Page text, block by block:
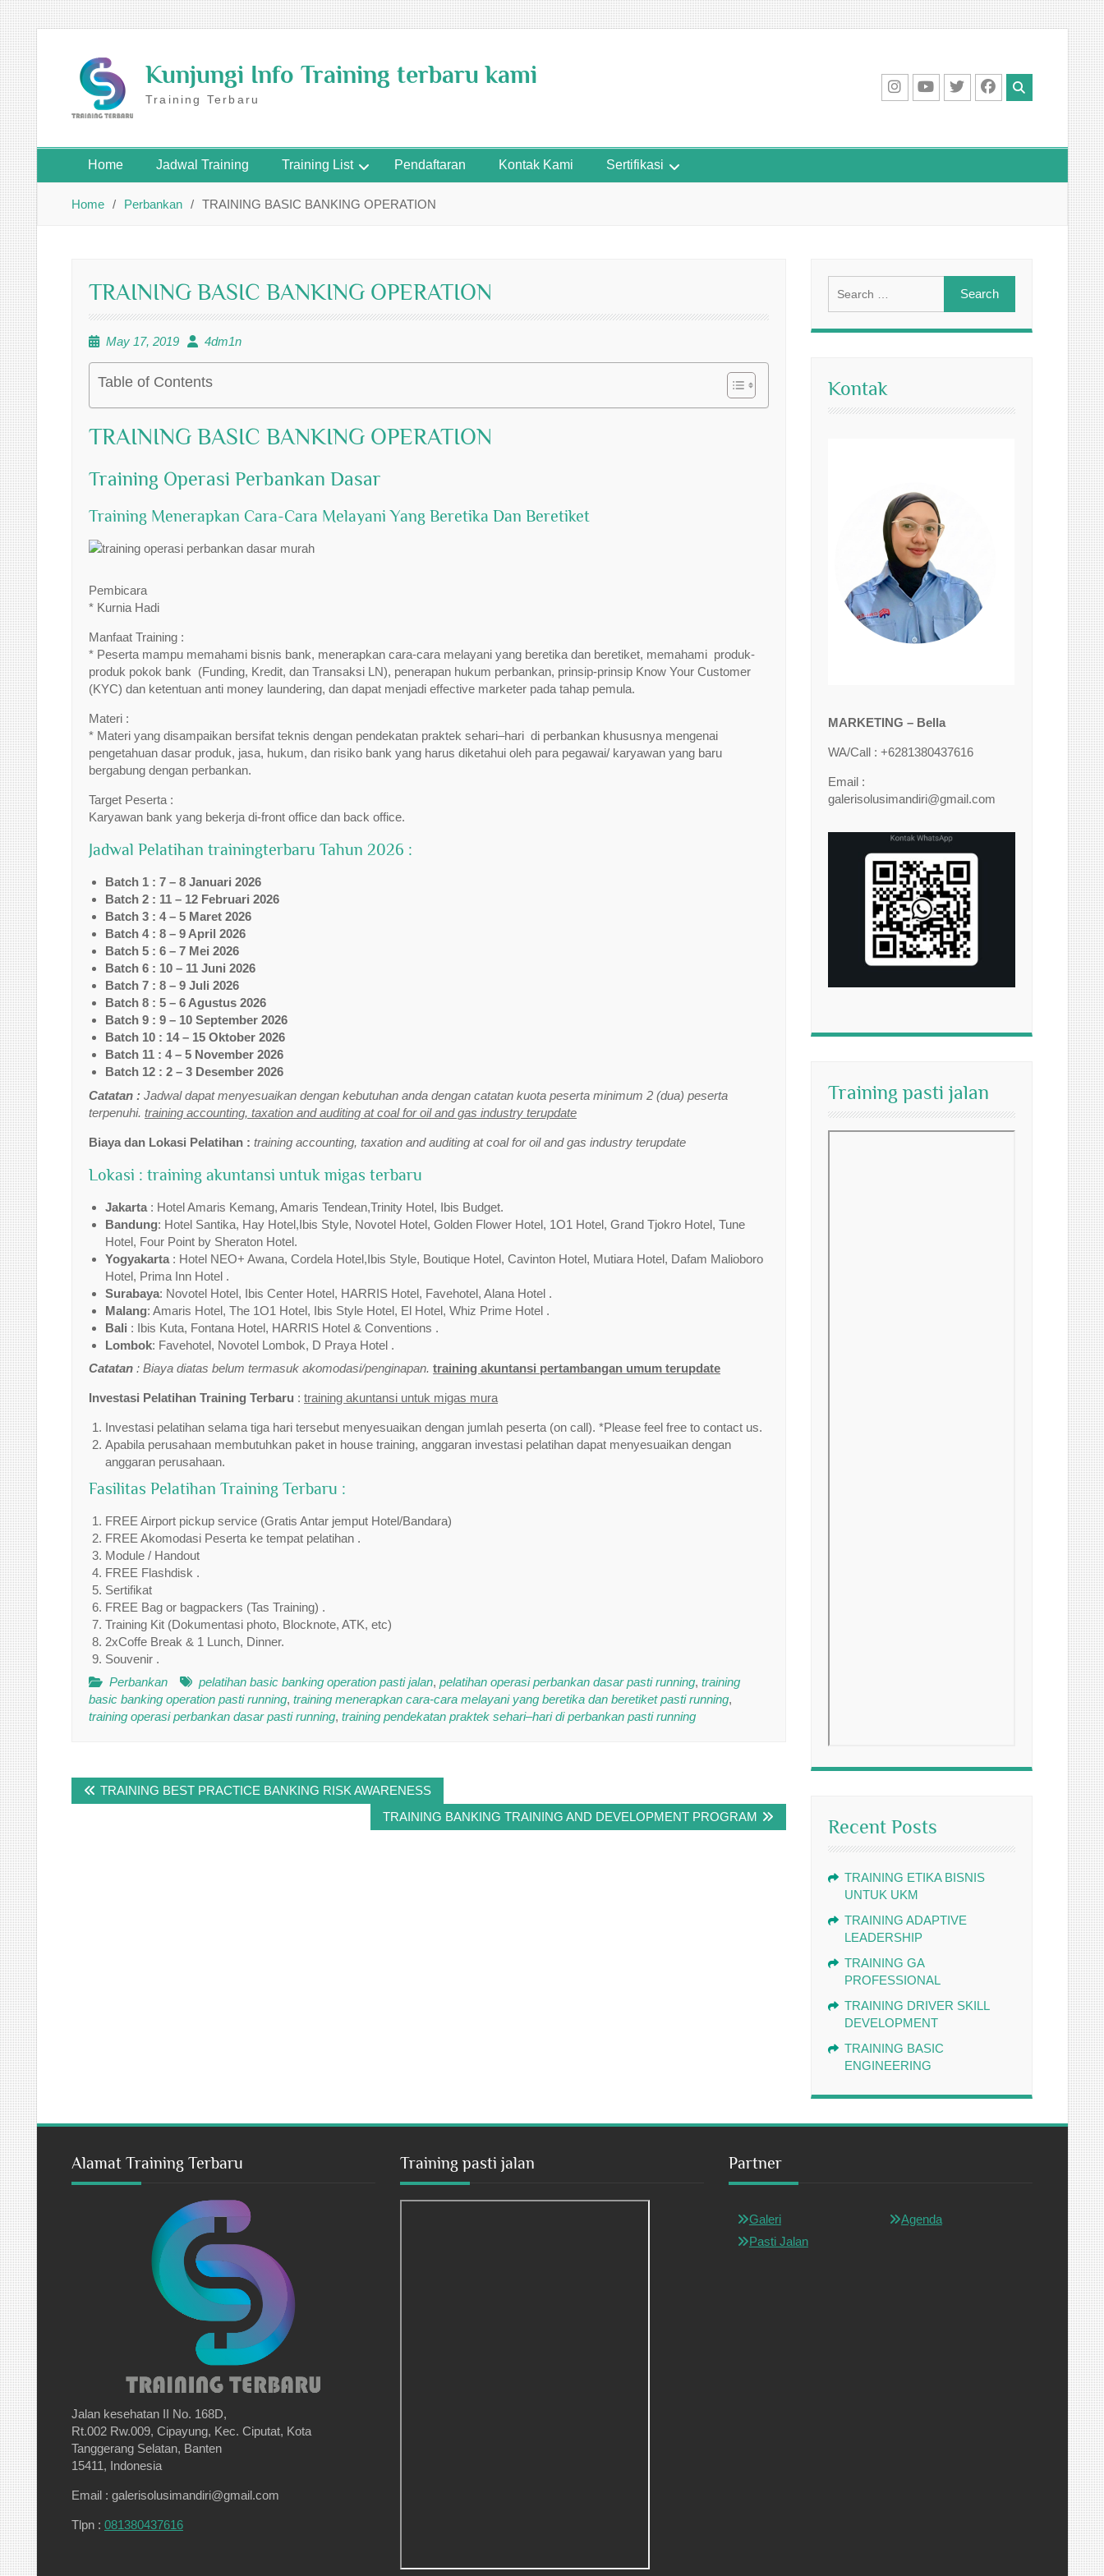
Skip
to
content
Kunjungi Info Training terbaru kami
Training Terbaru
Home Jadwal Training Training List Pendaftaran Kontak Kami Sertifikasi
Home Perbankan TRAINING BASIC BANKING OPERATION
TRAINING BASIC BANKING OPERATION
May 17, 2019 4dm1n
Table of Contents
TRAINING BASIC BANKING OPERATION
Training Operasi Perbankan Dasar
Training Menerapkan Cara-Cara Melayani Yang Beretika Dan Beretiket
Pembicara
* Kurnia Hadi
Manfaat Training :
* Peserta mampu memahami bisnis bank, menerapkan cara-cara melayani yang beretika dan beretiket, memahami produk-
produk pokok bank (Funding, Kredit, dan Transaksi LN), penerapan hukum perbankan, prinsip-prinsip Know Your Customer
(KYC) dan ketentuan anti money laundering, dan dapat menjadi effective marketer pada tahap pemula.
Materi :
* Materi yang disampaikan bersifat teknis dengan pendekatan praktek sehari–hari di perbankan khususnya mengenai
pengetahuan dasar produk, jasa, hukum, dan risiko bank yang harus diketahui oleh para pegawai/ karyawan yang baru
bergabung dengan perbankan.
Target Peserta :
Karyawan bank yang bekerja di-front office dan back office.
Jadwal Pelatihan trainingterbaru Tahun 2026 :
Batch 1 : 7 – 8 Januari 2026
Batch 2 : 11 – 12 Februari 2026
Batch 3 : 4 – 5 Maret 2026
Batch 4 : 8 – 9 April 2026
Batch 5 : 6 – 7 Mei 2026
Batch 6 : 10 – 11 Juni 2026
Batch 7 : 8 – 9 Juli 2026
Batch 8 : 5 – 6 Agustus 2026
Batch 9 : 9 – 10 September 2026
Batch 10 : 14 – 15 Oktober 2026
Batch 11 : 4 – 5 November 2026
Batch 12 : 2 – 3 Desember 2026
Catatan : Jadwal dapat menyesuaikan dengan kebutuhan anda dengan catatan kuota peserta minimum 2 (dua) peserta
terpenuhi. training accounting, taxation and auditing at coal for oil and gas industry terupdate
Biaya dan Lokasi Pelatihan : training accounting, taxation and auditing at coal for oil and gas industry terupdate
Lokasi : training akuntansi untuk migas terbaru
Jakarta : Hotel Amaris Kemang, Amaris Tendean,Trinity Hotel, Ibis Budget.
Bandung: Hotel Santika, Hay Hotel,Ibis Style, Novotel Hotel, Golden Flower Hotel, 1O1 Hotel, Grand Tjokro Hotel, Tune
Hotel, Four Point by Sheraton Hotel.
Yogyakarta : Hotel NEO+ Awana, Cordela Hotel,Ibis Style, Boutique Hotel, Cavinton Hotel, Mutiara Hotel, Dafam Malioboro
Hotel, Prima Inn Hotel .
Surabaya: Novotel Hotel, Ibis Center Hotel, HARRIS Hotel, Favehotel, Alana Hotel .
Malang: Amaris Hotel, The 1O1 Hotel, Ibis Style Hotel, El Hotel, Whiz Prime Hotel .
Bali : Ibis Kuta, Fontana Hotel, HARRIS Hotel & Conventions .
Lombok: Favehotel, Novotel Lombok, D Praya Hotel .
Catatan : Biaya diatas belum termasuk akomodasi/penginapan. training akuntansi pertambangan umum terupdate
Investasi Pelatihan Training Terbaru : training akuntansi untuk migas mura
Investasi pelatihan selama tiga hari tersebut menyesuaikan dengan jumlah peserta (on call). *Please feel free to contact us.
Apabila perusahaan membutuhkan paket in house training, anggaran investasi pelatihan dapat menyesuaikan dengan
anggaran perusahaan.
Fasilitas Pelatihan Training Terbaru :
FREE Airport pickup service (Gratis Antar jemput Hotel/Bandara)
FREE Akomodasi Peserta ke tempat pelatihan .
Module / Handout
FREE Flashdisk .
Sertifikat
FREE Bag or bagpackers (Tas Training) .
Training Kit (Dokumentasi photo, Blocknote, ATK, etc)
2xCoffe Break & 1 Lunch, Dinner.
Souvenir .
Perbankan
pelatihan basic banking operation pasti jalan, pelatihan operasi perbankan dasar pasti running, training
basic banking operation pasti running, training menerapkan cara-cara melayani yang beretika dan beretiket pasti running,
training operasi perbankan dasar pasti running, training pendekatan praktek sehari–hari di perbankan pasti running
Post
navigation
TRAINING BEST PRACTICE BANKING RISK AWARENESS
TRAINING BANKING TRAINING AND DEVELOPMENT PROGRAM
for:
Kontak
MARKETING – Bella
WA/Call : +6281380437616
Email :
galerisolusimandiri@gmail.com
Training pasti jalan
Recent Posts
TRAINING ETIKA BISNIS
UNTUK UKM
TRAINING ADAPTIVE
LEADERSHIP
TRAINING GA
PROFESSIONAL
TRAINING DRIVER SKILL
DEVELOPMENT
TRAINING BASIC
ENGINEERING
Alamat Training Terbaru
Jalan kesehatan II No. 168D,
Rt.002 Rw.009, Cipayung, Kec. Ciputat, Kota
Tanggerang Selatan, Banten
15411, Indonesia
Email : galerisolusimandiri@gmail.com
Tlpn : 081380437616
Training pasti jalan Partner
Galeri
Pasti Jalan
Agenda